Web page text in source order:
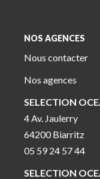
NOS AGENCES
Nous contacter
Nos agences
SELECTION
4 Av. Jaulerry
64200 Biarritz
05 59 24 57 44
SELECTION